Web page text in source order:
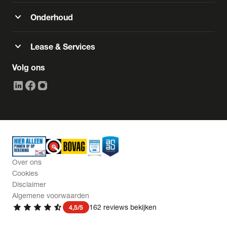
expand_more Onderhoud
expand_more Lease & Services
Volg ons
star star star star star_half 4,5/5 162 reviews bekijken
Over ons
Cookies
Disclaimer
Algemene voorwaarden